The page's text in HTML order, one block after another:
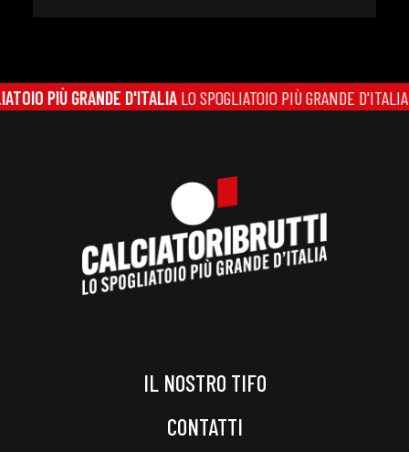
PIÙ GRANDE D'ITALIALO SPOGLIATOIO PIÙ GRANDE D'ITALIA
IL NOSTRO TIFO
CONTATTI